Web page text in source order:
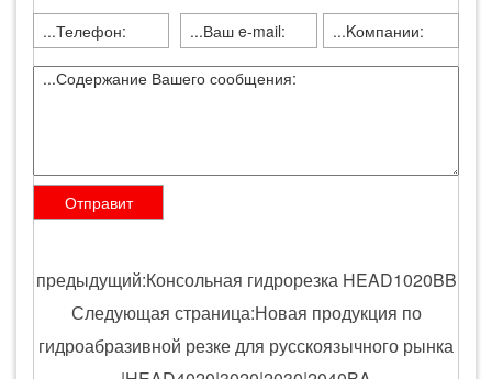
предыдущий:Консольная гидрорезка HEAD1020BB
Следующая страница:Новая продукция по
гидроабразивной резке для русскоязычного рынка